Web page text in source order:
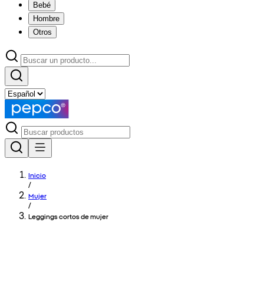
Bebé
Hombre
Otros
Inicio
/
Mujer
/
Leggings cortos de mujer